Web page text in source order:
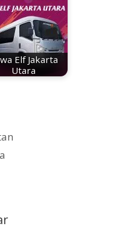
Elf Jakarta
Utara